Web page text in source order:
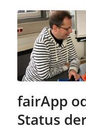
fairApp
Status